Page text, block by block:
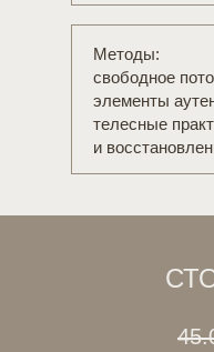
Методы:
свободное
элементы
телесные
и
Оставьте
Ваша «дикая» суть не